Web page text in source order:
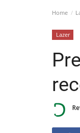
Home
Lazer